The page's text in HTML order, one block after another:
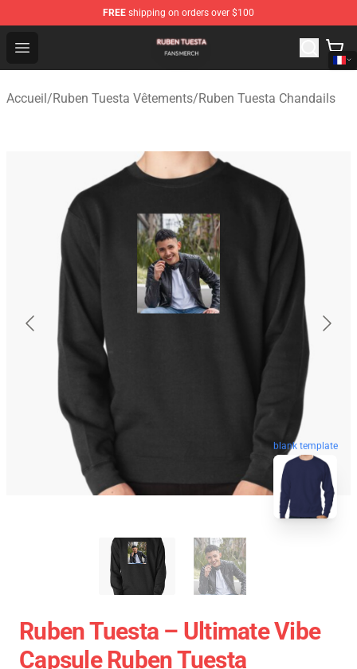
FREE shipping on orders over $100
Open menu
Ruben Tuesta Shop - Official Ruben Tuesta Merchandise
Accueil/Ruben Tuesta Vêtements/Ruben Tuesta Chandails
blank template
Ruben Tuesta – Ultimate Vibe
Capsule Ruben Tuesta